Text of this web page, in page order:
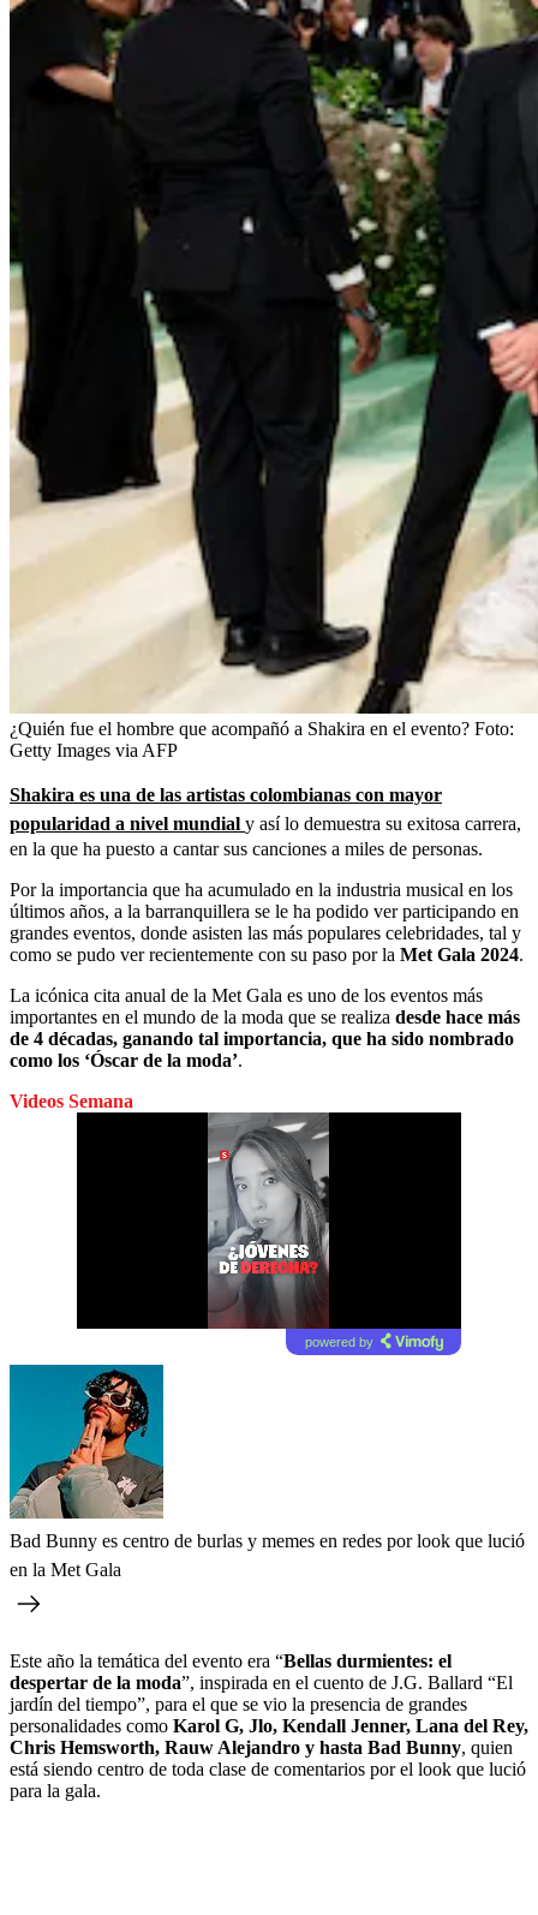
¿Quién fue el hombre que acompañó a Shakira en el evento? Foto:
Getty Images via AFP
Shakira es una de las artistas colombianas con mayor
popularidad a nivel mundial y así lo demuestra su exitosa carrera,
en la que ha puesto a cantar sus canciones a miles de personas.
Por la importancia que ha acumulado en la industria musical en los
últimos años, a la barranquillera se le ha podido ver participando en
grandes eventos, donde asisten las más populares celebridades, tal y
como se pudo ver recientemente con su paso por la Met Gala 2024.
La icónica cita anual de la Met Gala es uno de los eventos más
importantes en el mundo de la moda que se realiza desde hace más
de 4 décadas, ganando tal importancia, que ha sido nombrado
como los ‘Óscar de la moda’.
Videos Semana
powered by
Bad Bunny es centro de burlas y memes en redes por look que lució
en la Met Gala
Este año la temática del evento era “Bellas durmientes: el
despertar de la moda”, inspirada en el cuento de J.G. Ballard “El
jardín del tiempo”, para el que se vio la presencia de grandes
personalidades como Karol G, Jlo, Kendall Jenner, Lana del Rey,
Chris Hemsworth, Rauw Alejandro y hasta Bad Bunny, quien
está siendo centro de toda clase de comentarios por el look que lució
para la gala.